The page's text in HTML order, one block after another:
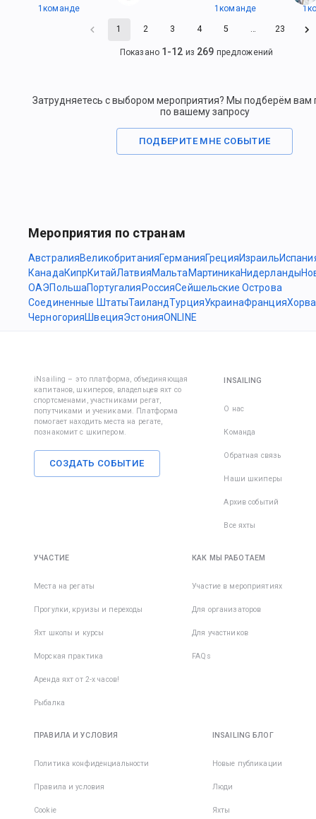
1командe 1командe 1
1 2 3 4 5 … 23
Показано 1 -12 из 269 предложений
Затрудняетесь с выбором мероприятия? Мы подберём вам
по вашему запросу
ПОДБЕРИТЕ МНЕ СОБЫТИЕ
Мероприятия по странам
АвстралияВеликобританияГерманияГрецияИзраиль
КанадаКипрКитайЛатвияМальта МартиникаНидерланды
ОАЭПольшаПортугалия РоссияСейшельские Острова
Соединенные ШтатыТаиландТурцияУкраинаФранция
ЧерногорияШвецияЭстонияONLINE
iNsailing – это платформа, объединяющая
капитанов, шкиперов, владельцев яхт со
спортсменами, участниками регат,
попутчиками и учениками. Платформа
помогает находить места на регате,
познакомит с шкипером.
СОЗДАТЬ СОБЫТИЕ
INSAILING
О нас
Команда
Обратная связь
Наши шкиперы
Архив событий
Все яхты
УЧАСТИЕ
Места на регаты
Прогулки, круизы и переходы
Яхт школы и курсы
Морская практика
Аренда яхт от 2-х часов!
Рыбалка
КАК МЫ РАБОТАЕМ
Участие в мероприятиях
Для организаторов
Для участников
FAQs
ПРАВИЛА И УСЛОВИЯ
Политика конфиденциальности
Правила и условия
Cookie
INSAILING БЛОГ
Новые публикации
Люди
Яхты